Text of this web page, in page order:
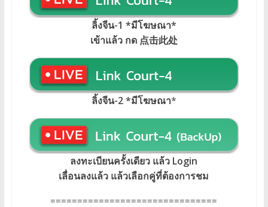
ลิ้งจีน-1 *มีโฆษณา*
เข้าแล้ว กด 点击此处
ลิ้งจีน-2 *มีโฆษณา*
ลงทะเบียนครั้งเดียว แล้ว Login
เลื่อนลงแล้ว แล้วเลือกคู่ที่ต้องการชม
===============================